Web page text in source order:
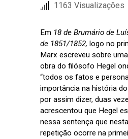
1163 Visualizações
Em 18 de Brumário de
de 1851/1852, logo no
Marx escreveu sobre
obra do filósofo Hegel
“todos os fatos e
importância na história
por assim dizer, duas
acrescentou que Hegel
nessa sentença que
repetição ocorre na